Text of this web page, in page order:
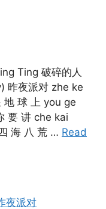
Ting 破碎的人
昨夜派对 zhe ke
球 上 you ge
要 讲 che kai
海 八 荒 … Read
夜派对